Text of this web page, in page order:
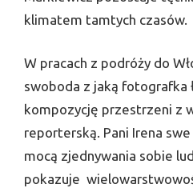
klimatem tamtych czasów.
W pracach z podróży do
swoboda z jaką fotografka
kompozycję przestrzeni z
reporterską. Pani Irena
mocą zjednywania sobie
pokazuje